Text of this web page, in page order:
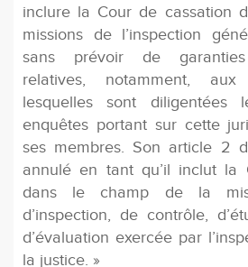
inclure la Cour de cassation
missions de l’inspection
sans prévoir de garanties
relatives, notamment,
lesquelles sont diligentées
enquêtes portant sur cette
ses membres. Son article 2
annulé en tant qu’il inclut la
dans le champ de la
d’inspection, de contrôle,
d’évaluation exercée par
la justice. »